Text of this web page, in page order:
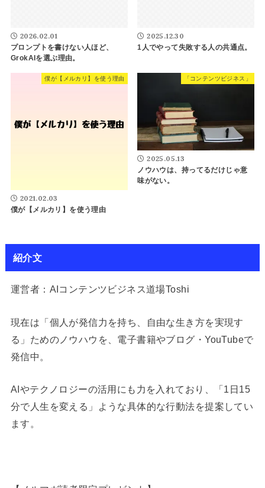
2026.02.01
プロンプトを書けない人ほど、
GrokAIを選ぶ理由。
2025.12.30
1人でやって失敗する人の共通点。
僕が【メルカリ】を使う理由
2021.02.03
僕が【メルカリ】を使う理由
「コンテンツビジネス」
2025.05.13
ノウハウは、持ってるだけじゃ意
味がない。
紹介文
運営者：AIコンテンツビジネス道場Toshi
現在は「個人が発信力を持ち、自由な生き方を実現す
る」ためのノウハウを、電子書籍やブログ・YouTubeで
発信中。
AIやテクノロジーの活用にも力を入れており、「1日15
分で人生を変える」ような具体的な行動法を提案してい
ます。